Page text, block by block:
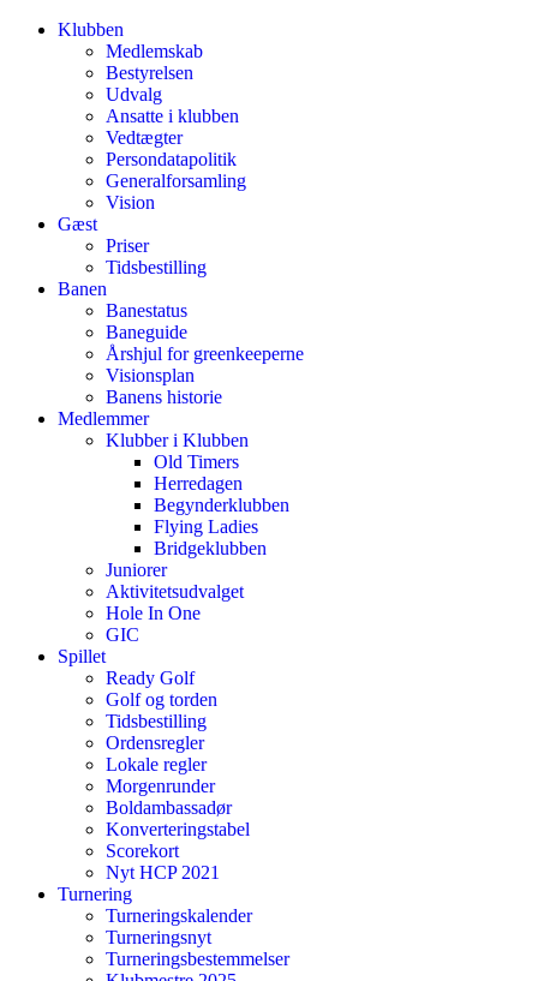
Klubben
Medlemskab
Bestyrelsen
Udvalg
Ansatte i klubben
Vedtægter
Persondatapolitik
Generalforsamling
Vision
Gæst
Priser
Tidsbestilling
Banen
Banestatus
Baneguide
Årshjul for greenkeeperne
Visionsplan
Banens historie
Medlemmer
Klubber i Klubben
Old Timers
Herredagen
Begynderklubben
Flying Ladies
Bridgeklubben
Juniorer
Aktivitetsudvalget
Hole In One
GIC
Spillet
Ready Golf
Golf og torden
Tidsbestilling
Ordensregler
Lokale regler
Morgenrunder
Boldambassadør
Konverteringstabel
Scorekort
Nyt HCP 2021
Turnering
Turneringskalender
Turneringsnyt
Turneringsbestemmelser